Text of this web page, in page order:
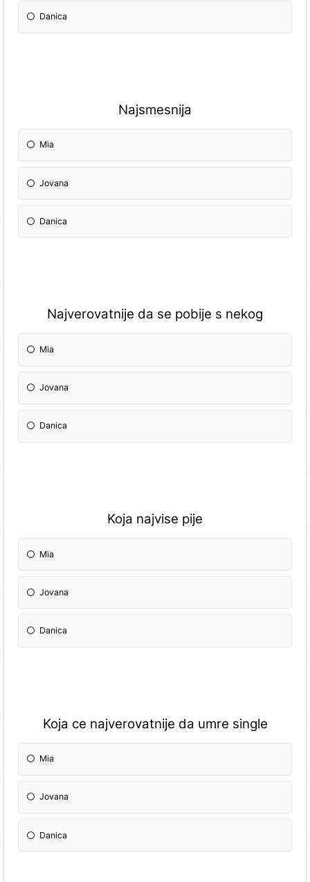
Danica
Najsmesnija
Mia
Jovana
Danica
Najverovatnije da se pobije s nekog
Mia
Jovana
Danica
Koja najvise pije
Mia
Jovana
Danica
Koja ce najverovatnije da umre single
Mia
Jovana
Danica